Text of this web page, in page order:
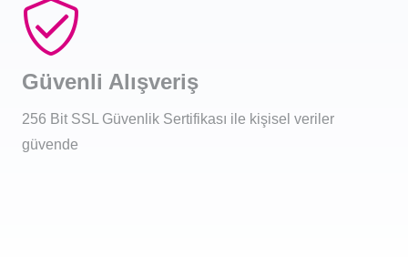
Güvenli Alışveriş
256 Bit SSL Güvenlik Sertifikası ile kişisel veriler
güvende